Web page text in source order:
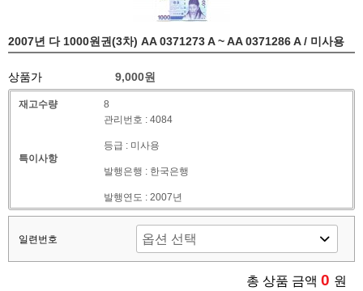
2007년 다 1000원권(3차) AA 0371273 A ~ AA 0371286 A / 미사용
상품가 9,000원
재고수량 8
특이사항
관리번호 : 4084
등급 : 미사용
발행은행 : 한국은행
발행연도 : 2007년
일련번호
총 상품 금액 0 원